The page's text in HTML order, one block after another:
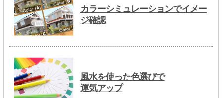
カラーシミュレーションでイメー
ジ確認
風水を使った色選びで
運気アップ